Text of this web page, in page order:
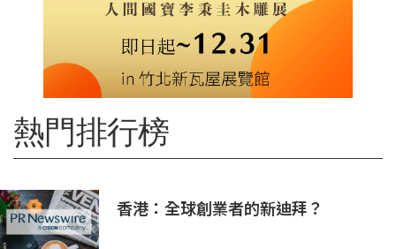
熱門排行榜
香港：全球創業者的新迪拜？